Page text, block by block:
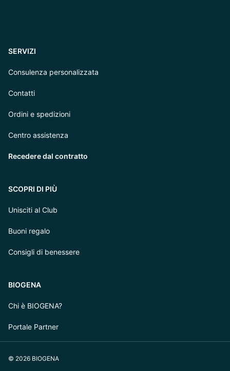
SERVIZI
Consulenza personalizzata
Contatti
Ordini e spedizioni
Centro assistenza
Recedere dal contratto
SCOPRI DI PIÙ
Unisciti al Club
Buoni regalo
Consigli di benessere
BIOGENA
Chi è BIOGENA?
Portale Partner
© 2026 BIOGENA